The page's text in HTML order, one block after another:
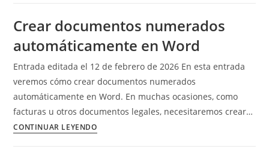
personalizadas
Crear documentos numerados
automáticamente en Word
Entrada editada el 12 de febrero de 2026 En esta entrada
veremos cómo crear documentos numerados
automáticamente en Word. En muchas ocasiones, como
facturas u otros documentos legales, necesitaremos crear…
CONTINUAR LEYENDOCrear